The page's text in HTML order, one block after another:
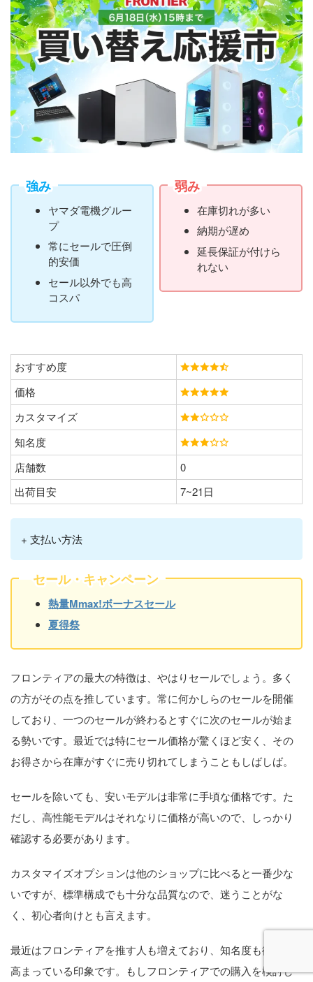
強み
ヤマダ電機グルー
プ
常にセールで圧倒
的安価
セール以外でも高
コスパ
弱み
在庫切れが多い
納期が遅め
延長保証が付けら
れない
おすすめ度
価格
カスタマイズ
知名度
店舗数
0
出荷目安
7~21日
+ 支払い方法
セール・キャンペーン
熱量Mmax!ボーナスセール
夏得祭
フロンティアの最大の特徴は、やはりセールでしょう。多く
の方がその点を推しています。常に何かしらのセールを開催
しており、一つのセールが終わるとすぐに次のセールが始ま
る勢いです。最近では特にセール価格が驚くほど安く、その
お得さから在庫がすぐに売り切れてしまうこともしばしば。
セールを除いても、安いモデルは非常に手頃な価格です。た
だし、高性能モデルはそれなりに価格が高いので、しっかり
確認する必要があります。
カスタマイズオプションは他のショップに比べると一番少な
いですが、標準構成でも十分な品質なので、迷うことがな
く、初心者向けとも言えます。
最近はフロンティアを推す人も増えており、知名度も徐々に
高まっている印象です。もしフロンティアでの購入を検討し